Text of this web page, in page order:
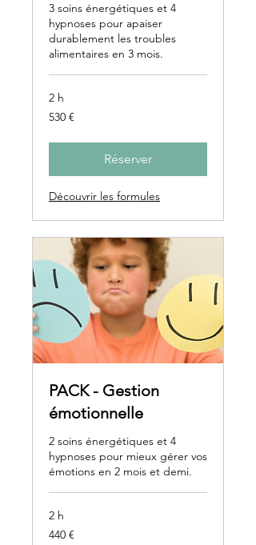
3 soins énergétiques et 4
hypnoses pour apaiser
durablement les troubles
alimentaires en 3 mois.
2 h
530
euros
530 €
Réserver
Découvrir les formules
PACK - Gestion
émotionnelle
2 soins énergétiques et 4
hypnoses pour mieux gérer vos
émotions en 2 mois et demi.
2 h
440
euros
440 €